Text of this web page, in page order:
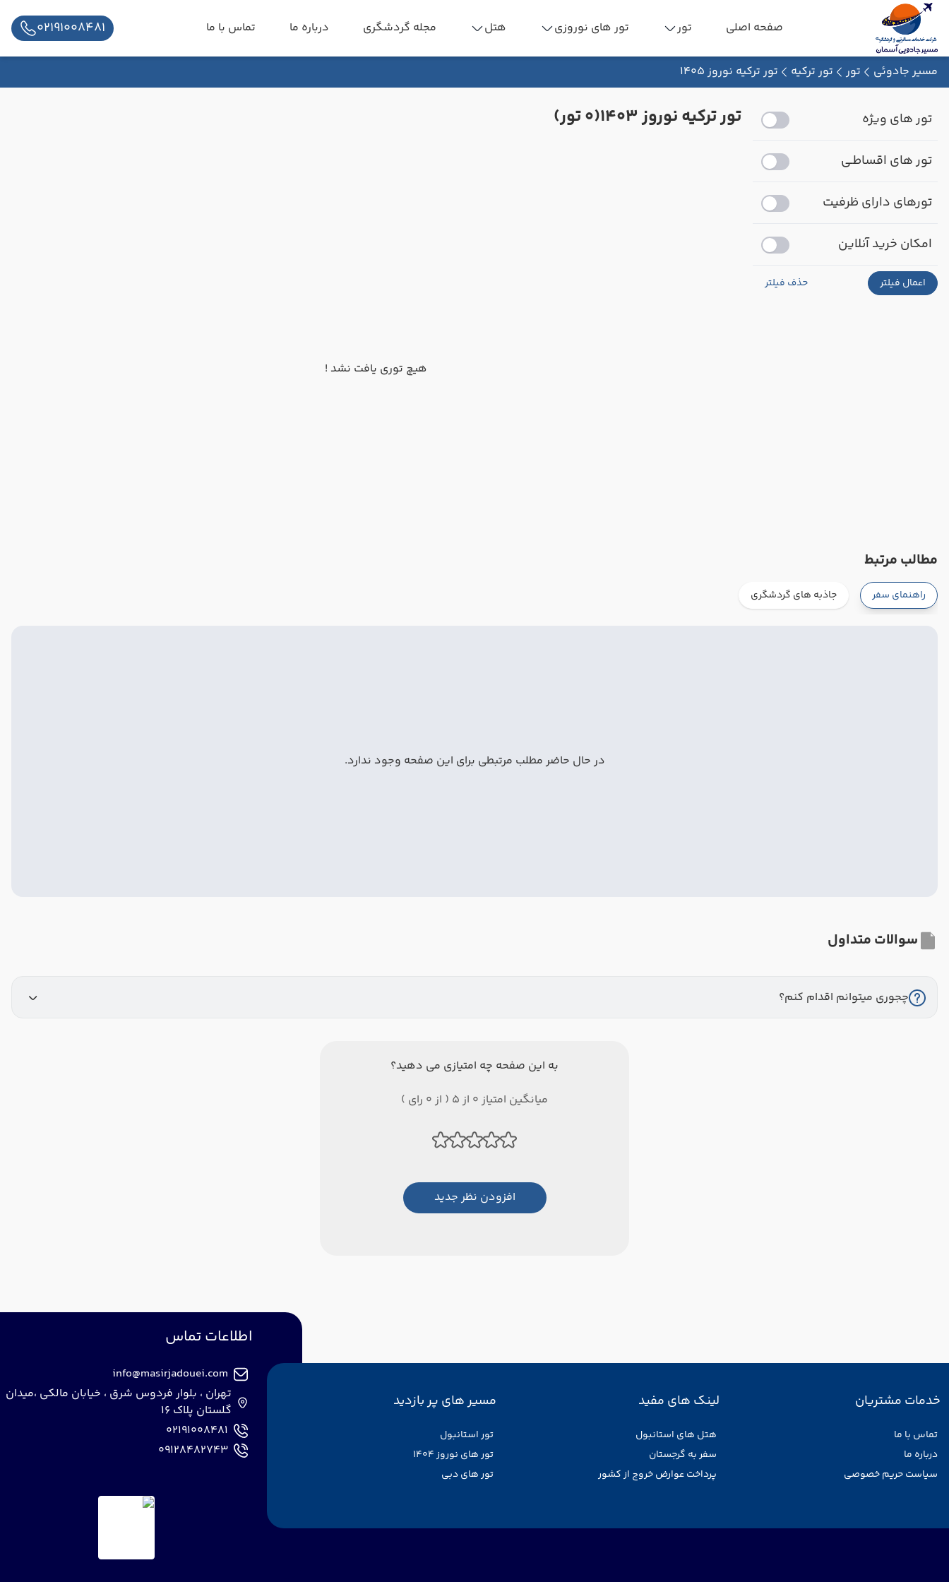
صفحه اصلی تور تور های نوروزی هتل مجله گردشگری درباره ما تماس با ما 02191008481
مسیر جادوئی تور تور ترکیه تور ترکیه نوروز 1405
تور های ویژه
تور های اقساطـی
تورهای دارای ظرفیت
امکان خرید آنلاین
اعمال فیلتر حذف فیلتر
تور ترکیه نوروز 1403 (0 تور)
هیچ توری یافت نشد !
مطالب مرتبط
راهنمای سفر جاذبه های گردشگری
در حال حاضر مطلب مرتبطی برای این صفحه وجود ندارد.
سوالات متداول
چجوری میتوانم اقدام کنم؟
به این صفحه چه امتیازی می دهید؟
میانگین امتیاز 0 از 5 ( از 0 رای )
افزودن نظر جدید
خدمات مشتریان
تماس با ما
درباره ما
سیاست حریم خصوصی
لینک های مفید
هتل های استانبول
سفر به گرجستان
پرداخت عوارض خروج از کشور
مسیر های پر بازدید
تور استانبول
تور های نوروز 1404
تور های دبی
اطلاعات تماس
info@masirjadouei.com
تهران ، بلوار فردوس شرق ، خیابان مالکی ،میدان
گلستان پلاک 16
02191008481
09128482743